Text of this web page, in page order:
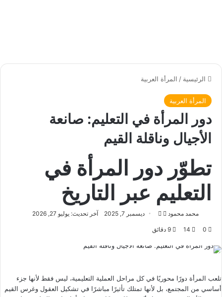
الرئيسية / المرأة العربية
المرأة العربية
دور المرأة في التعليم: صانعة
الأجيال وناقلة القيم
تطوّر دور المرأة في
التعليم عبر التاريخ
محمد محمود
ت
ا
ع
ى
ل
ديسمبر 7, 2025 آخر تحديث: يوليو 27, 2026
0
14
تلعب المرأة دورًا محوريًا في كل مراحل العملية التعليمية، ليس فقط لأنها جزء
أساسي من المجتمع، بل لأنها تمتلك تأثيرًا مباشرًا في تشكيل العقول وغرس القيم